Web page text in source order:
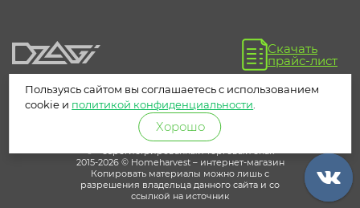
Скачать
прайс-лист
® – зарегистрированный торговый знак
2015-2026 © Homeharvest – интернет-магазин
Копировать материалы можно лишь с
разрешения владельца данного сайта и со
ссылкой на источник
Пользуясь сайтом вы соглашаетесь с использованием
cookie и политикой конфиденциальности
Хорошо